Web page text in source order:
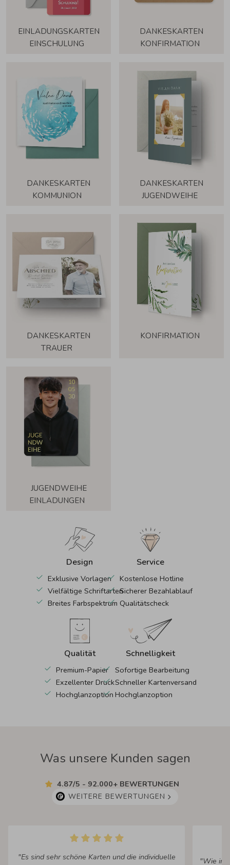
EINLADUNGSKARTEN
EINSCHULUNG
DANKESKARTEN
KONFIRMATION
DANKESKARTEN
KOMMUNION
DANKESKARTEN
JUGENDWEIHE
DANKESKARTEN
TRAUER
KONFIRMATION
JUGENDWEIHE
EINLADUNGEN
Design
Exklusive Vorlagen
Vielfältige Schriftarten
Breites Farbspektrum
Service
Kostenlose Hotline
Sicherer Bezahlablauf
Qualitätscheck
Qualität
Premium-Papier
Exzellenter Druck
Hochglanzoption
Schnelligkeit
Sofortige Bearbeitung
Schneller Kartenversand
Hochglanzoption
Was unsere Kunden sagen
4.87/5 - 92.000+ BEWERTUNGEN
WEITERE BEWERTUNGEN
"Es sind sehr schöne Karten und die individuelle
"Wie